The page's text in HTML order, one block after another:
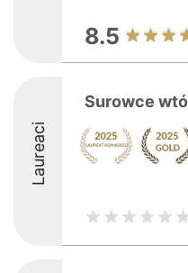
8.5
Laureaci
Surowce